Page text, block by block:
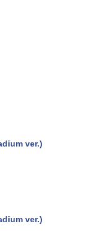
電子書籍】[ 大森えす ]
P31i ピンク
ング Type-C充電 マイク
音量調整 スポーツ/通勤/通
ト)
ver.)
ver.)